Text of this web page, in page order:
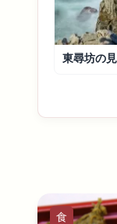
東尋坊の
食